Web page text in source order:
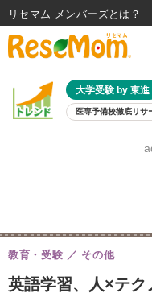
大学受験 by 東進
医専予備校徹底リサ
8月
英語学習、人×テ
教育・受験 その他
リセマム メンバーズ